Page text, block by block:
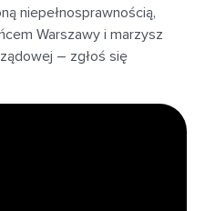
niepełnosprawnością,
Warszawy i marzysz
– zgłoś się